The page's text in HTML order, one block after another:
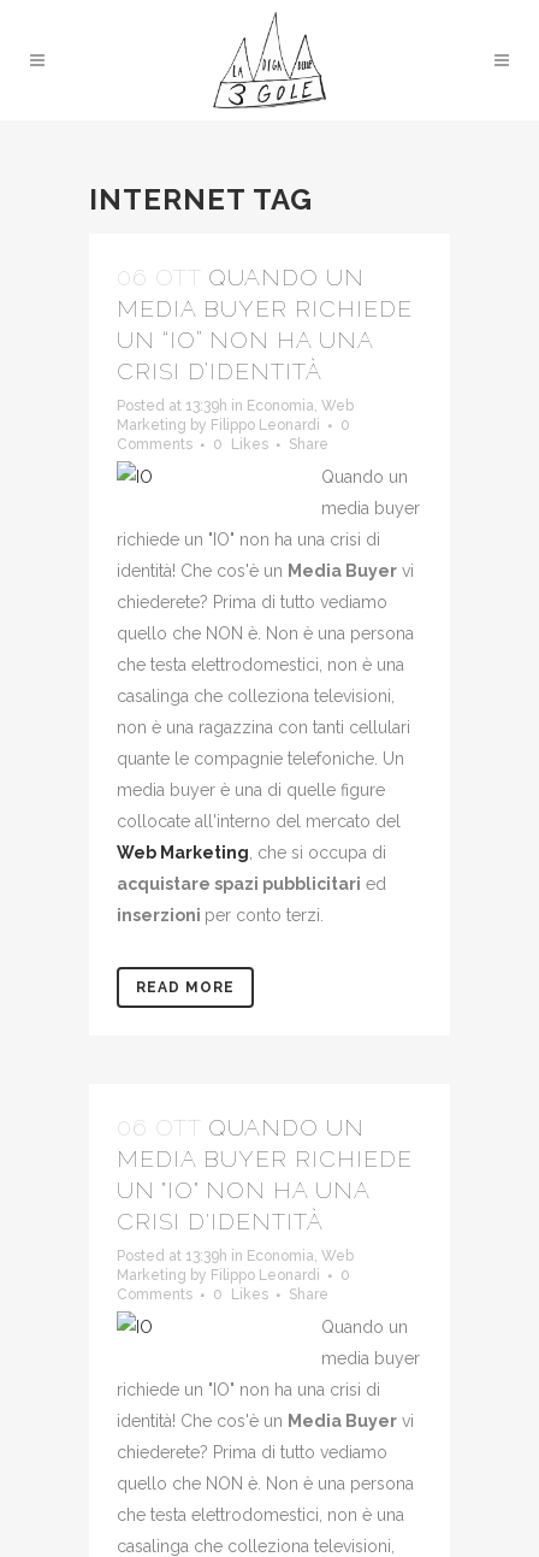
INTERNET TAG
06 OTT QUANDO UN
MEDIA BUYER RICHIEDE
UN “IO” NON HA UNA
CRISI D’IDENTITÀ
Posted at 13:39h in Economia, Web
Marketing by Filippo Leonardi
0
Comments
0 Likes Share
Quando un
media buyer
richiede un "IO" non ha una crisi di
identità! Che cos'è un Media Buyer vi
chiederete? Prima di tutto vediamo
quello che NON è. Non è una persona
che testa elettrodomestici, non è una
casalinga che colleziona televisioni,
non è una ragazzina con tanti cellulari
quante le compagnie telefoniche. Un
media buyer è una di quelle figure
collocate all'interno del mercato del
Web Marketing , che si occupa di
acquistare spazi pubblicitari ed
inserzioni per conto terzi.
READ MORE
06 OTT QUANDO UN
MEDIA BUYER RICHIEDE
UN "IO" NON HA UNA
CRISI D'IDENTITÀ
Posted at 13:39h in Economia, Web
Marketing by Filippo Leonardi
0
Comments
0 Likes Share
Quando un
media buyer
richiede un "IO" non ha una crisi di
identità! Che cos'è un Media Buyer vi
chiederete? Prima di tutto vediamo
quello che NON è. Non è una persona
che testa elettrodomestici, non è una
casalinga che colleziona televisioni,